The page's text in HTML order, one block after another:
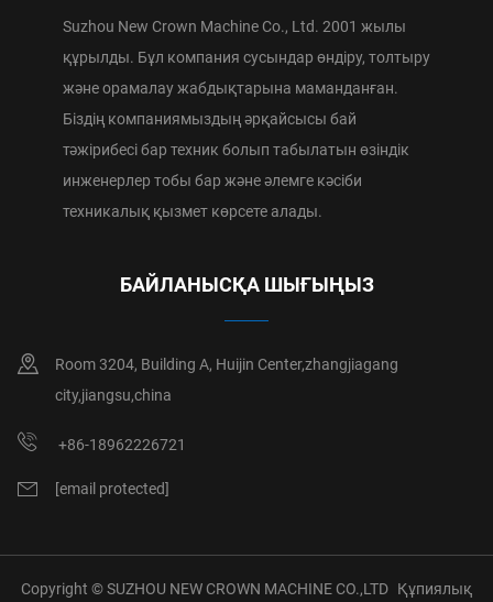
Suzhou New Crown Machine Co., Ltd. 2001 жылы
құрылды. Бұл компания сусындар өндіру, толтыру
және орамалау жабдықтарына маманданған.
Біздің компаниямыздың әрқайсысы бай
тәжірибесі бар техник болып табылатын өзіндік
инженерлер тобы бар және әлемге кәсіби
техникалық қызмет көрсете алады.
БАЙЛАНЫСҚА ШЫҒЫҢЫЗ
Room 3204, Building A, Huijin Center,zhangjiagang
city,jiangsu,china
+86-18962226721
[email protected]
Copyright © SUZHOU NEW CROWN MACHINE CO.,LTD Құпиялық